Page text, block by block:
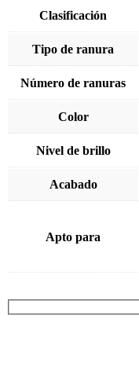
Clasificación
Tipo de ranura
Número de ranuras
Color
Nivel de brillo
Acabado
Apto para